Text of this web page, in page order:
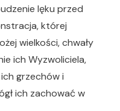
lęku przed
której
wielkości, chwały
ich Wyzwoliciela,
grzechów i
ich zachować w